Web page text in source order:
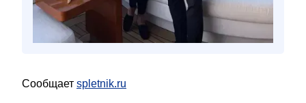
Сообщает spletnik.ru